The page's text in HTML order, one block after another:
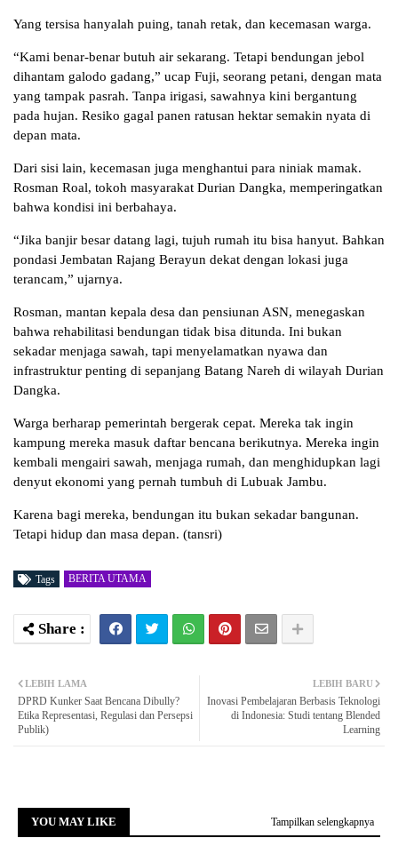
Yang tersisa hanyalah puing, tanah retak, dan kecemasan warga.
“Kami benar-benar butuh air sekarang. Tetapi bendungan jebol
dihantam galodo gadang,” ucap Fuji, seorang petani, dengan mata
yang tampak pasrah. Tanpa irigasi, sawahnya kini bergantung
pada hujan. Resiko gagal panen ratusan hektar semakin nyata di
depan mata.
Dari sisi lain, kecemasan juga menghantui para niniak mamak.
Rosman Roal, tokoh masyarakat Durian Dangka, memperingatkan
bahwa kondisi ini berbahaya.
“Jika banjir besar datang lagi, tujuh rumah itu bisa hanyut. Bahkan
pondasi Jembatan Rajang Berayun dekat dengan lokasi juga
terancam,” ujarnya.
Rosman, mantan kepala desa dan pensiunan ASN, menegaskan
bahwa rehabilitasi bendungan tidak bisa ditunda. Ini bukan
sekadar menjaga sawah, tapi menyelamatkan nyawa dan
infrastruktur penting di sepanjang Batang Nareh di wilayah Durian
Dangka.
Warga berharap pemerintah bergerak cepat. Mereka tak ingin
kampung mereka masuk daftar bencana berikutnya. Mereka ingin
kembali mengairi sawah, menjaga rumah, dan menghidupkan lagi
denyut ekonomi yang pernah tumbuh di Lubuak Jambu.
Karena bagi mereka, bendungan itu bukan sekadar bangunan.
Tetapi hidup dan masa depan. (tansri)
Tags BERITA UTAMA
LEBIH BARU
Inovasi Pembelajaran Berbasis Teknologi
di Indonesia: Studi tentang Blended
Learning
LEBIH LAMA
DPRD Kunker Saat Bencana Dibully?
Etika Representasi, Regulasi dan Persepsi
Publik)
YOU MAY LIKE Tampilkan selengkapnya